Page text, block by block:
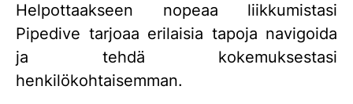
Helpottaakseen nopeaa liikkumistasi
Pipedive tarjoaa erilaisia ​​tapoja navigoida
ja tehdä kokemuksestasi
henkilökohtaisemman.